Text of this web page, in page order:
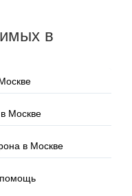
в
Москве
в Москве